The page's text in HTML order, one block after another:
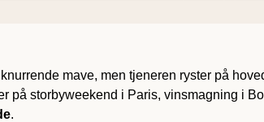
mave, men tjeneren ryster på
på storbyweekend i Paris, vinsmagning i
.